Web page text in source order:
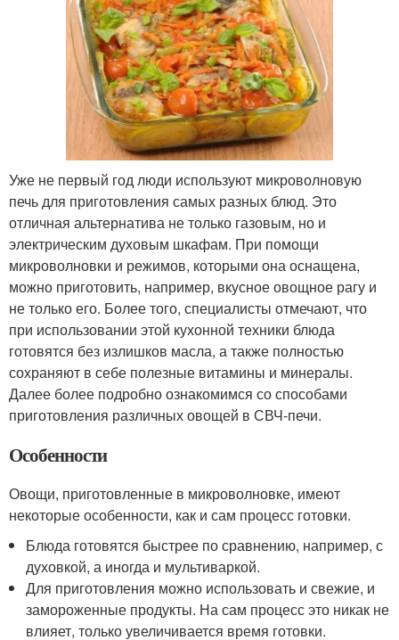
Уже не первый год люди используют микроволновую
печь для приготовления самых разных блюд. Это
отличная альтернатива не только газовым, но и
электрическим духовым шкафам. При помощи
микроволновки и режимов, которыми она оснащена,
можно приготовить, например, вкусное овощное рагу и
не только его. Более того, специалисты отмечают, что
при использовании этой кухонной техники блюда
готовятся без излишков масла, а также полностью
сохраняют в себе полезные витамины и минералы.
Далее более подробно ознакомимся со способами
приготовления различных овощей в СВЧ-печи.
Особенности
Овощи, приготовленные в микроволновке, имеют
некоторые особенности, как и сам процесс готовки.
Блюда готовятся быстрее по сравнению, например, с
духовкой, а иногда и мультиваркой.
Для приготовления можно использовать и свежие, и
замороженные продукты. На сам процесс это никак не
влияет, только увеличивается время готовки.